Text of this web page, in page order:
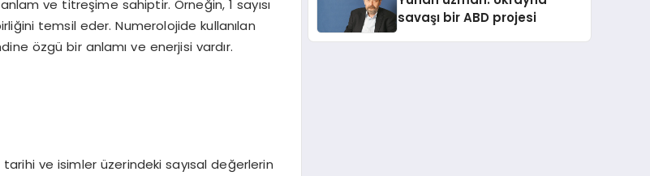
ve titreşime sahiptir. Örneğin, 1 sayısı
temsil eder. Numerolojide kullanılan
özgü bir anlamı ve enerjisi vardır.
ve isimler üzerindeki sayısal değerlerin
savaşı bir ABD projesi